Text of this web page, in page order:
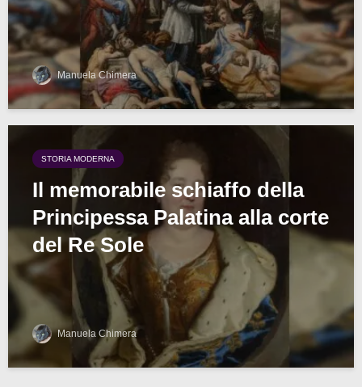
Manuela Chimera
STORIA MODERNA
Il memorabile schiaffo della
Principessa Palatina alla corte
del Re Sole
Manuela Chimera